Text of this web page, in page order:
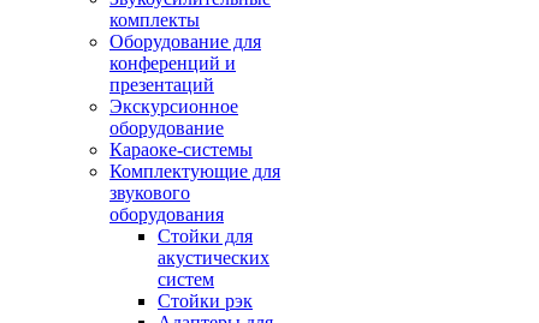
комплекты
Оборудование для
конференций и
презентаций
Экскурсионное
оборудование
Караоке-системы
Комплектующие для
звукового
оборудования
Стойки для
акустических
систем
Стойки рэк